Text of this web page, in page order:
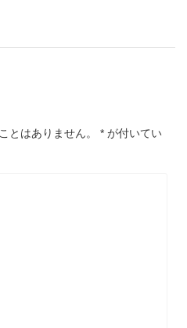
とはありません。 * が付いてい